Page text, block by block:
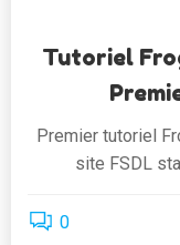
Tutoriel
Premier tutoriel
site FSDL
0